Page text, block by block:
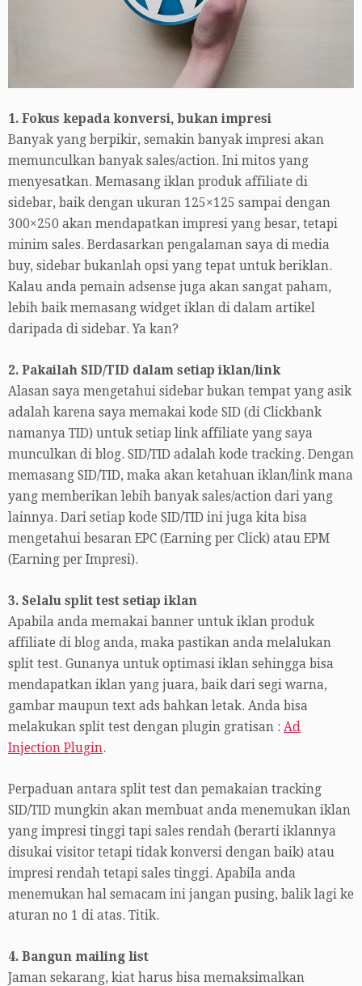
1. Fokus kepada konversi, bukan impresi
Banyak yang berpikir, semakin banyak impresi akan
memunculkan banyak sales/action. Ini mitos yang
menyesatkan. Memasang iklan produk affiliate di
sidebar, baik dengan ukuran 125×125 sampai dengan
300×250 akan mendapatkan impresi yang besar, tetapi
minim sales. Berdasarkan pengalaman saya di media
buy, sidebar bukanlah opsi yang tepat untuk beriklan.
Kalau anda pemain adsense juga akan sangat paham,
lebih baik memasang widget iklan di dalam artikel
daripada di sidebar. Ya kan?
2. Pakailah SID/TID dalam setiap iklan/link
Alasan saya mengetahui sidebar bukan tempat yang asik
adalah karena saya memakai kode SID (di Clickbank
namanya TID) untuk setiap link affiliate yang saya
munculkan di blog. SID/TID adalah kode tracking. Dengan
memasang SID/TID, maka akan ketahuan iklan/link mana
yang memberikan lebih banyak sales/action dari yang
lainnya. Dari setiap kode SID/TID ini juga kita bisa
mengetahui besaran EPC (Earning per Click) atau EPM
(Earning per Impresi).
3. Selalu split test setiap iklan
Apabila anda memakai banner untuk iklan produk
affiliate di blog anda, maka pastikan anda melalukan
split test. Gunanya untuk optimasi iklan sehingga bisa
mendapatkan iklan yang juara, baik dari segi warna,
gambar maupun text ads bahkan letak. Anda bisa
melakukan split test dengan plugin gratisan : Ad
Injection Plugin.
Perpaduan antara split test dan pemakaian tracking
SID/TID mungkin akan membuat anda menemukan iklan
yang impresi tinggi tapi sales rendah (berarti iklannya
disukai visitor tetapi tidak konversi dengan baik) atau
impresi rendah tetapi sales tinggi. Apabila anda
menemukan hal semacam ini jangan pusing, balik lagi ke
aturan no 1 di atas. Titik.
4. Bangun mailing list
Jaman sekarang, kiat harus bisa memaksimalkan